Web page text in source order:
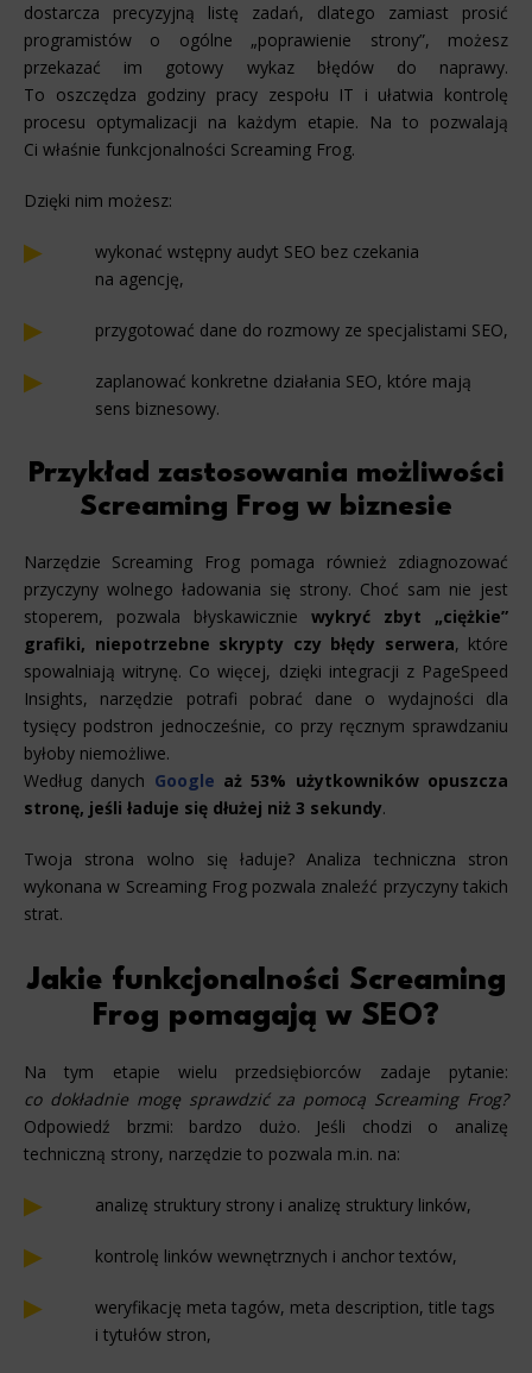
dostarcza precyzyjną listę zadań, dlatego zamiast prosić
programistów o ogólne „poprawienie strony”, możesz
przekazać im gotowy wykaz błędów do naprawy.
To oszczędza godziny pracy zespołu IT i ułatwia kontrolę
procesu optymalizacji na każdym etapie. Na to pozwalają
Ci właśnie funkcjonalności Screaming Frog.
Dzięki nim możesz:
wykonać wstępny audyt SEO bez czekania
na agencję,
przygotować dane do rozmowy ze specjalistami SEO,
zaplanować konkretne działania SEO, które mają
sens biznesowy.
Przykład zastosowania możliwości
Screaming Frog w biznesie
Narzędzie Screaming Frog pomaga również zdiagnozować
przyczyny wolnego ładowania się strony. Choć sam nie jest
stoperem, pozwala błyskawicznie wykryć zbyt „ciężkie”
grafiki, niepotrzebne skrypty czy błędy serwera, które
spowalniają witrynę. Co więcej, dzięki integracji z PageSpeed
Insights, narzędzie potrafi pobrać dane o wydajności dla
tysięcy podstron jednocześnie, co przy ręcznym sprawdzaniu
byłoby niemożliwe.
Według danych Google aż 53% użytkowników opuszcza
stronę, jeśli ładuje się dłużej niż 3 sekundy.
Twoja strona wolno się ładuje? Analiza techniczna stron
wykonana w Screaming Frog pozwala znaleźć przyczyny takich
strat.
Jakie funkcjonalności Screaming
Frog pomagają w SEO?
Na tym etapie wielu przedsiębiorców zadaje pytanie:
co dokładnie mogę sprawdzić za pomocą Screaming Frog?
Odpowiedź brzmi: bardzo dużo. Jeśli chodzi o analizę
techniczną strony, narzędzie to pozwala m.in. na:
analizę struktury strony i analizę struktury linków,
kontrolę linków wewnętrznych i anchor textów,
weryfikację meta tagów, meta description, title tags
i tytułów stron,